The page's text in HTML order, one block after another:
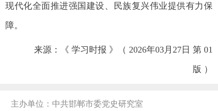
现代化全面推进强国建设、民族复兴伟业提供有力保
障。
来源：《 学习时报 》（ 2026年03月27日 第 01
版 ）
主办单位：中共邯郸市委党史研究室